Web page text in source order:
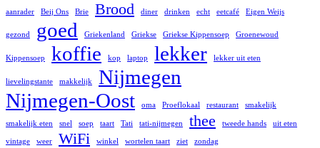
aanrader Beij Ons Brie Brood diner drinken echt eetcafé Eigen Weijs
gezond goed Griekenland Griekse Griekse Kippensoep Groenewoud
Kippensoep koffie kop laptop lekker lekker uit eten
lievelingstante makkelijk
Nijmegen
Nijmegen-Oost
oma Proeflokaal restaurant smakelijk
smakelijk eten snel soep taart Tati tati-nijmegen thee tweede hands uit eten
vintage weer WiFi winkel wortelen taart ziet zondag